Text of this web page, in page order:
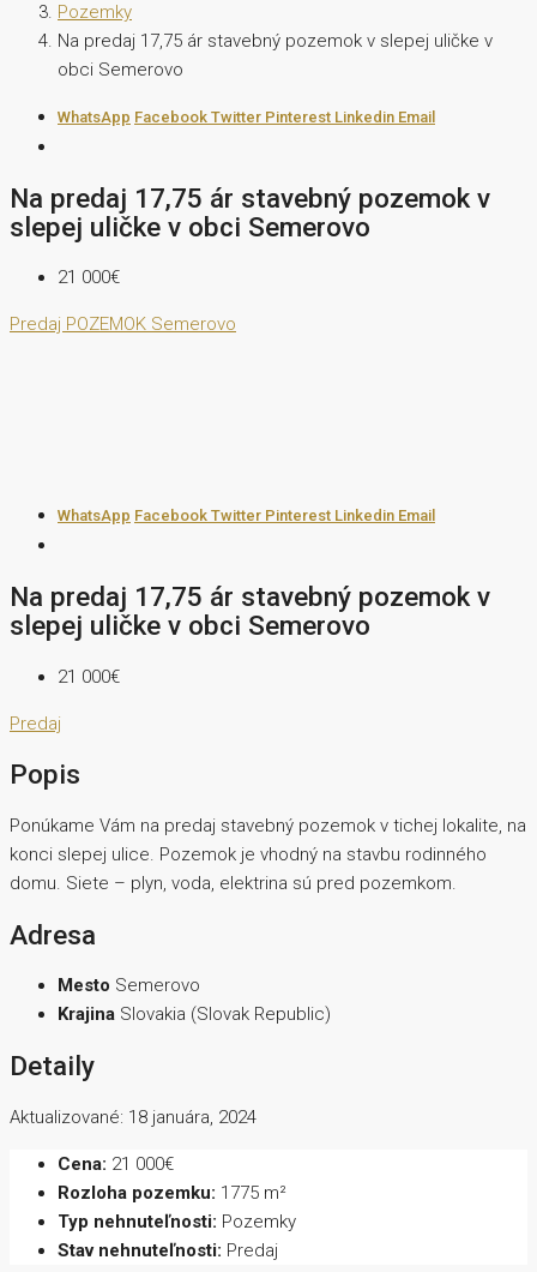
Pozemky
Na predaj 17,75 ár stavebný pozemok v slepej uličke v
obci Semerovo
WhatsApp Facebook Twitter Pinterest Linkedin Email
Na predaj 17,75 ár stavebný pozemok v
slepej uličke v obci Semerovo
21 000€
Predaj POZEMOK Semerovo
WhatsApp Facebook Twitter Pinterest Linkedin Email
Na predaj 17,75 ár stavebný pozemok v
slepej uličke v obci Semerovo
21 000€
Predaj
Popis
Ponúkame Vám na predaj stavebný pozemok v tichej lokalite, na
konci slepej ulice. Pozemok je vhodný na stavbu rodinného
domu. Siete – plyn, voda, elektrina sú pred pozemkom.
Adresa
Mesto Semerovo
Krajina Slovakia (Slovak Republic)
Detaily
Aktualizované: 18 januára, 2024
Cena: 21 000€
Rozloha pozemku: 1775 m²
Typ nehnuteľnosti: Pozemky
Stav nehnuteľnosti: Predaj